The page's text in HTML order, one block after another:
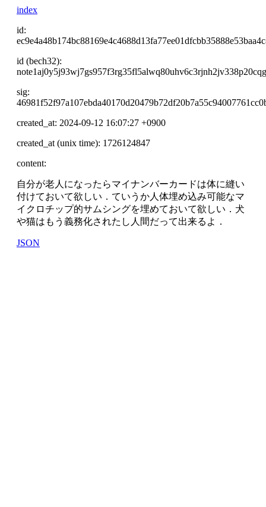
index
id:
id (bech32):
sig:
created_at: 2024-09-12 16:07:27 +0900
created_at (unix time): 1726124847
content:
自分が老人になったらマイナンバーカードは体に縫い
付けておいて欲しい．ていうか人体埋め込み可能なマ
イクロチップ的サムシングを埋めておいて欲しい．犬
や猫はもう義務化されたし人間だって出来るよ．
JSON